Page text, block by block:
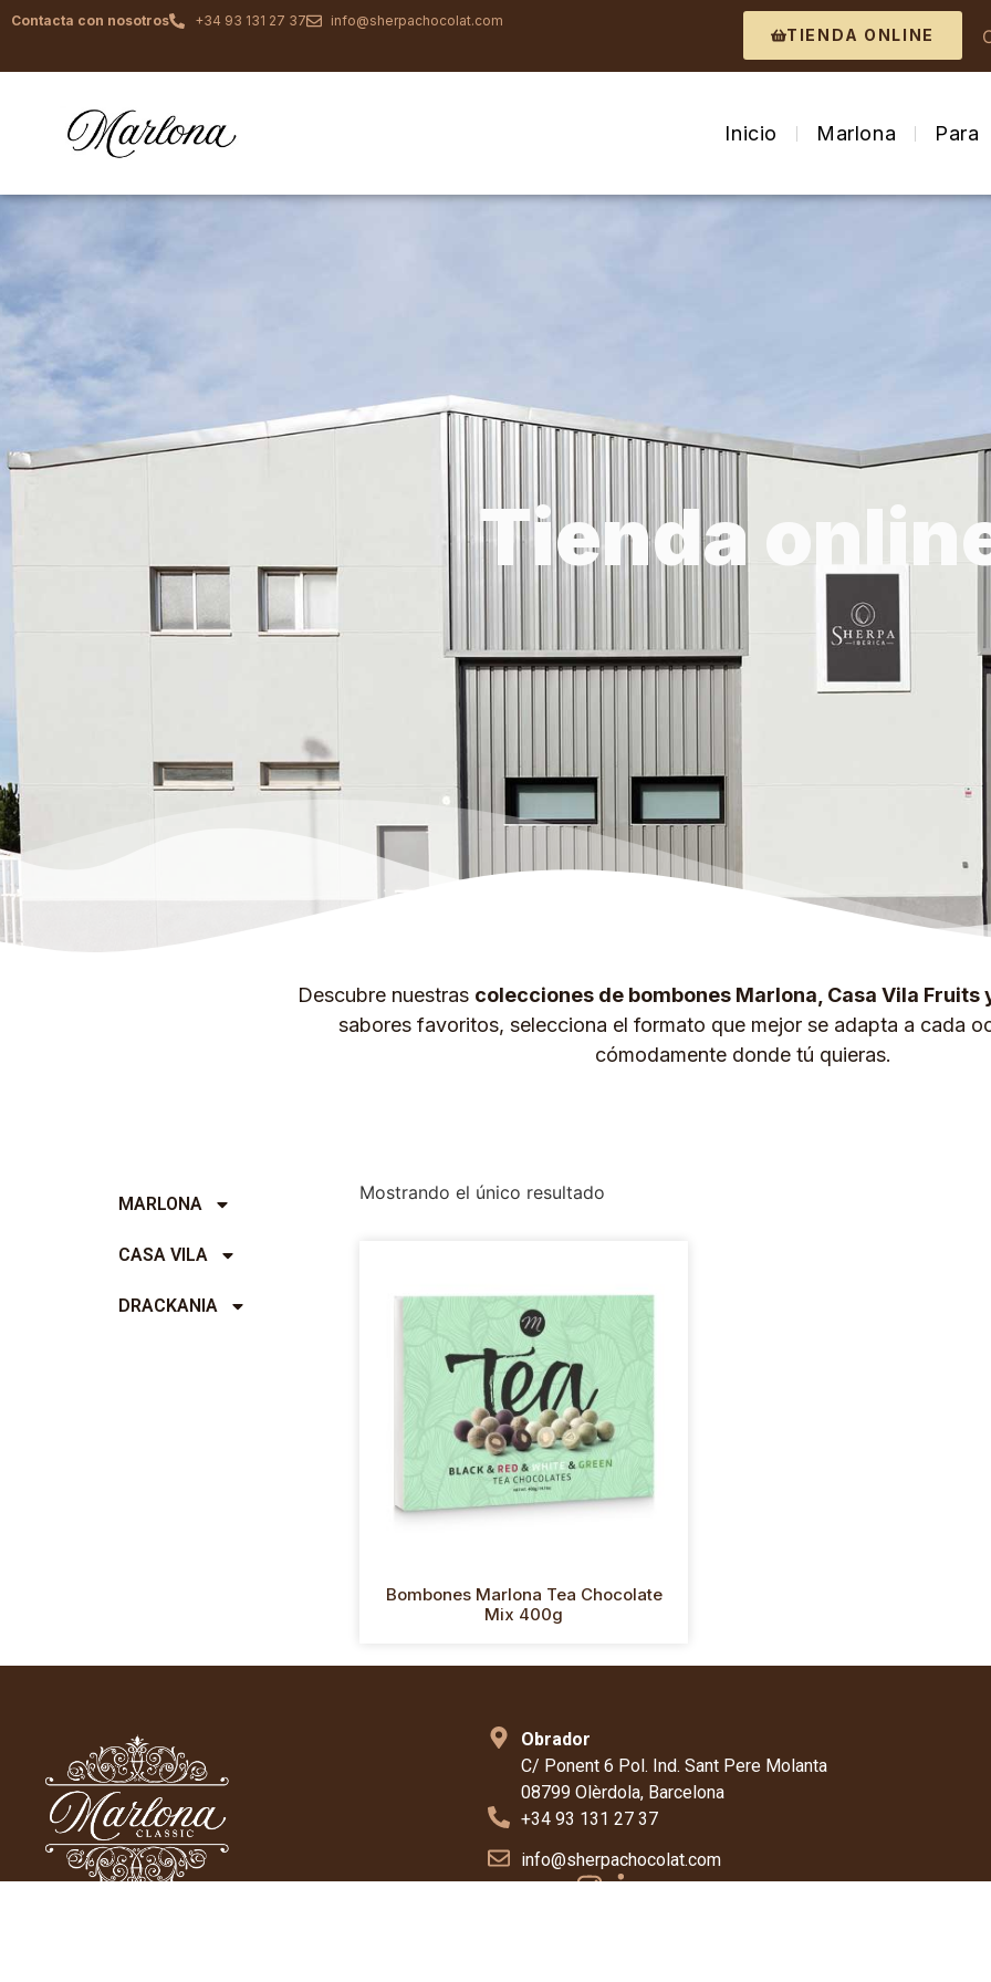
Contacta con nosotros +34 93 131 27 37 info@sherpachocolat.com
TIENDA ONLINE
Inicio Marlona Para
Tienda
Descubre nuestras colecciones de bombones Marlona, Casa Vila Fruits
sabores favoritos, selecciona el formato que mejor se adapta a cada
cómodamente donde tú quieras.
MARLONA
CASA VILA
DRACKANIA
Mostrando el único resultado
Bombones Marlona Tea Chocolate
Mix 400g
Obrador
C/ Ponent 6 Pol. Ind. Sant Pere Molanta
08799 Olèrdola, Barcelona
+34 93 131 27 37
info@sherpachocolat.com
Síguenos: